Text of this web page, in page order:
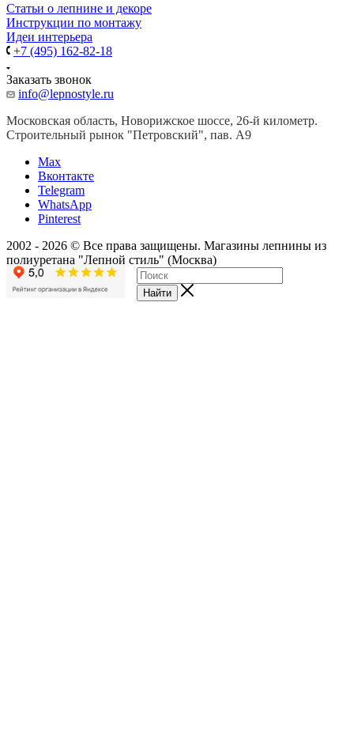
Cтатьи о лепнине и декоре
Инструкции по монтажу
Идеи интерьера
+7 (495) 162-82-18
Заказать звонок
info@lepnostyle.ru
Московская область, Новорижское шоссе, 26-й километр.
Строительный рынок "Петровский", пав. А9
Мах
Вконтакте
Telegram
WhatsApp
Pinterest
2002 - 2026 © Все права защищены. Магазины лепнины из
полиуретана "Лепной стиль" (Москва)
Найти